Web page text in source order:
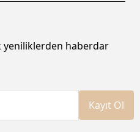
yeniliklerden haberdar
Kayıt Ol